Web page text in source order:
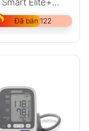
Đã bán 122